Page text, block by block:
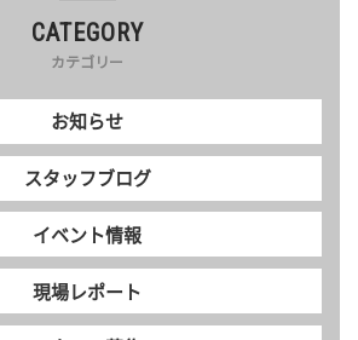
CATEGORY
カテゴリー
お知らせ
スタッフブログ
イベント情報
現場レポート